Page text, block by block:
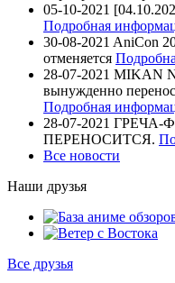
05-10-2021
Подробная
30-08-2021 AniCon
отменяется
28-07-2021 MIKAN
вынужденно
Подробная
28-07-2021 ГРЕЧА-
ПЕРЕНОСИТСЯ.
Все новости
Наши друзья
Все друзья